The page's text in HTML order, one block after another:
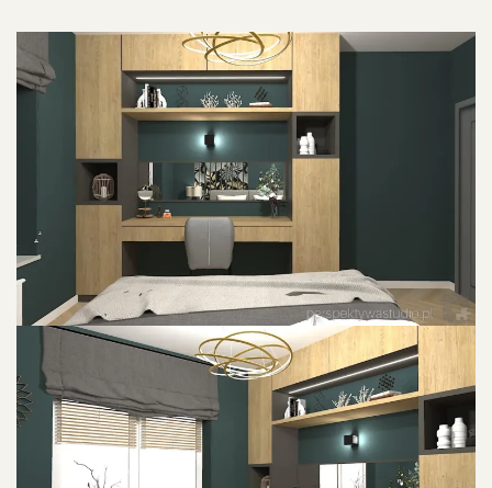
POWIU0119KSZ ZDJU0119CIE
POWIU0119KSZ ZDJU0119CIE